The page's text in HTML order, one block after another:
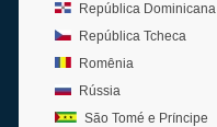
República Dominicana
República Tcheca
Romênia
Rússia
São Tomé e Príncipe